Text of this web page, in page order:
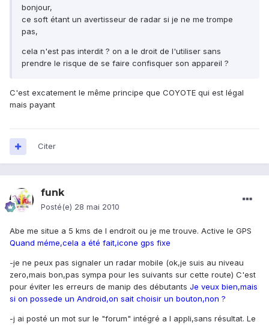
bonjour,
ce soft étant un avertisseur de radar si je ne me trompe
pas,
cela n'est pas interdit ? on a le droit de l'utiliser sans
prendre le risque de se faire confisquer son appareil ?
C'est excatement le même principe que COYOTE qui est légal
mais payant
Citer
funk
Posté(e) 28 mai 2010
Abe me situe a 5 kms de l endroit ou je me trouve. Active le GPS
Quand méme,cela a été fait,icone gps fixe
-je ne peux pas signaler un radar mobile (ok,je suis au niveau
zero,mais bon,pas sympa pour les suivants sur cette route) C'est
pour éviter les erreurs de manip des débutants Je veux bien,mais
si on possede un Android,on sait choisir un bouton,non ?
-j ai posté un mot sur le "forum" intégré a l appli,sans résultat. Le